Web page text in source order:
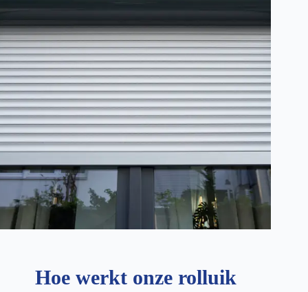
Hoe werkt onze rolluik